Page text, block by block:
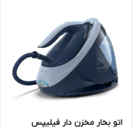
اتو بخار مخزن دار فیلیپس